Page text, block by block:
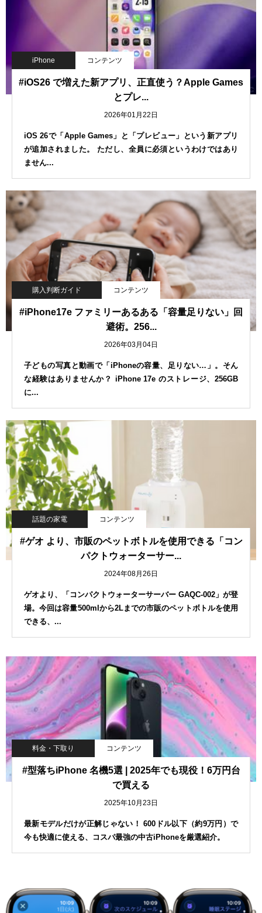
iPhone コンテンツ
#iOS26 で増えた新アプリ、正直使う？Apple Games
とプレ...
2026年01月22日
iOS 26で「Apple Games」と「プレビュー」という新アプリ
が追加されました。 ただし、全員に必須というわけではあり
ません...
購入判断ガイド コンテンツ
#iPhone17e ファミリーあるある「容量足りない」回
避術。256...
2026年03月04日
子どもの写真と動画で「iPhoneの容量、足りない…」。そん
な経験はありませんか？ iPhone 17e のストレージ、256GB
に...
話題の家電 コンテンツ
#ゲオ より、市販のペットボトルを使用できる「コン
パクトウォーターサー...
2024年08月26日
ゲオより、「コンパクトウォーターサーバー GAQC-002」が登
場。今回は容量500mlから2Lまでの市販のペットボトルを使用
できる、...
料金・下取り コンテンツ
#型落ちiPhone 名機5選 | 2025年でも現役！6万円台
で買える
2025年10月23日
最新モデルだけが正解じゃない！ 600ドル以下（約9万円）で
今も快適に使える、コスパ最強の中古iPhoneを厳選紹介。